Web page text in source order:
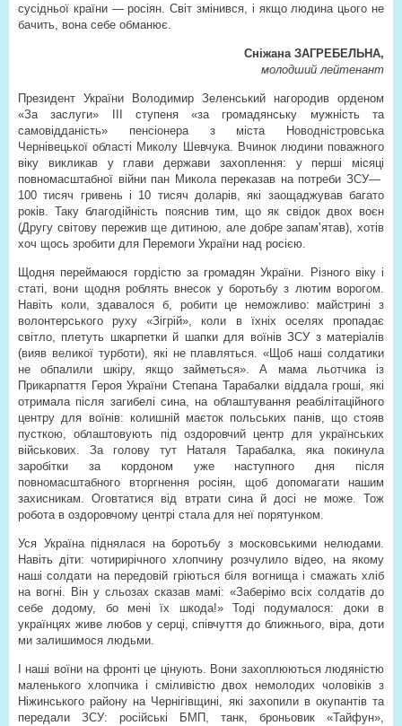
сусідньої країни — росіян. Світ змінився, і якщо людина цього не
бачить, вона себе обманює.
Сніжана ЗАГРЕБЕЛЬНА,
молодший лейтенант
Президент України Володимир Зеленський нагородив орденом
«За заслуги» ІІІ ступеня «за громадянську мужність та
самовідданість» пенсіонера з міста Новодністровська
Чернівецької області Миколу Шевчука. Вчинок людини поважного
віку викликав у глави держави захоплення: у перші місяці
повномасштабної війни пан Микола переказав на потреби ЗСУ—
100 тисяч гривень і 10 тисяч доларів, які заощаджував багато
років. Таку благодійність пояснив тим, що як свідок двох воєн
(Другу світову пережив ще дитиною, але добре запам’ятав), хотів
хоч щось зробити для Перемоги України над росією.
Щодня переймаюся гордістю за громадян України. Різного віку і
статі, вони щодня роблять внесок у боротьбу з лютим ворогом.
Навіть коли, здавалося б, робити це неможливо: майстрині з
волонтерського руху «Зігрій», коли в їхніх оселях пропадає
світло, плетуть шкарпетки й шапки для воїнів ЗСУ з матеріалів
(вияв великої турботи), які не плавляться. «Щоб наші солдатики
не обпалили шкіру, якщо займеться». А мама льотчика із
Прикарпаття Героя України Степана Тарабалки віддала гроші, які
отримала після загибелі сина, на облаштування реабілітаційного
центру для воїнів: колишній маєток польських панів, що стояв
пусткою, облаштовують під оздоровчий центр для українських
військових. За голову тут Наталя Тарабалка, яка покинула
заробітки за кордоном уже наступного дня після
повномасштабного вторгнення росіян, щоб допомагати нашим
захисникам. Оговтатися від втрати сина й досі не може. Тож
робота в оздоровчому центрі стала для неї порятунком.
Уся Україна піднялася на боротьбу з московськими нелюдами.
Навіть діти: чотирирічного хлопчину розчулило відео, на якому
наші солдати на передовій гріються біля вогнища і смажать хліб
на вогні. Він у сльозах сказав мамі: «Заберімо всіх солдатів до
себе додому, бо мені їх шкода!» Тоді подумалося: доки в
українцях живе любов у серці, співчуття до ближнього, віра, доти
ми залишимося людьми.
І наші воїни на фронті це цінують. Вони захоплюються людяністю
маленького хлопчика і сміливістю двох немолодих чоловіків з
Ніжинського району на Чернігівщині, які захопили в окупантів та
передали ЗСУ: російські БМП, танк, броньовик «Тайфун»,